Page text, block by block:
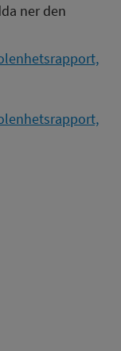
ner den